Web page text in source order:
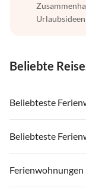
Urlaubsideen
Beliebte
Beliebteste
Ferienwohnungen in
Ferienwohnungen in
Ferienwohnungen in
Beliebteste
Ferienwohnungen in
Ferienwohnungen in